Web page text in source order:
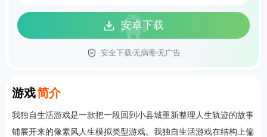
安卓下载
安全下载无病毒无广告
游戏简介
Introduction
我独自生活游戏是一款把一段回到小县城重新整理人生轨迹的故事
铺展开来的像素风人生模拟类型游戏。我独自生活游戏在结构上偏